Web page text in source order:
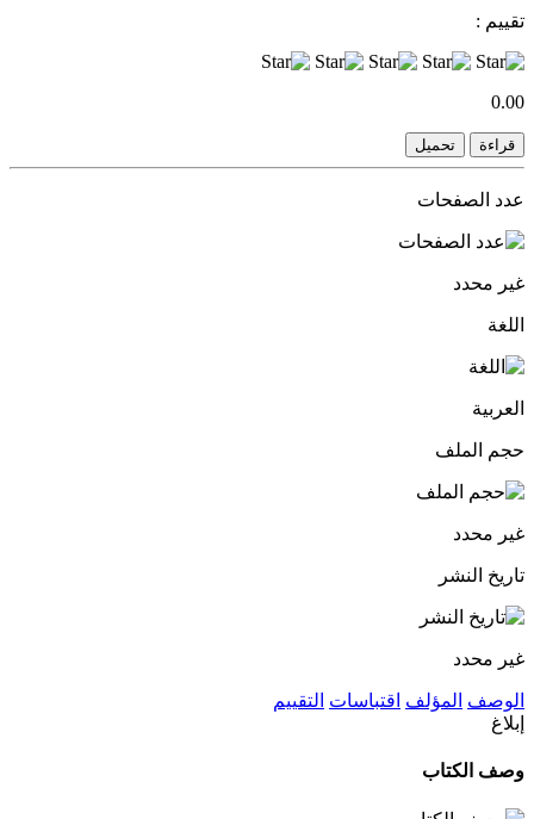
تقييم :
0.00
قراءة تحميل
عدد الصفحات
غير محدد
اللغة
العربية
حجم الملف
غير محدد
تاريخ النشر
غير محدد
الوصف المؤلف اقتباسات التقييم
إبلاغ
وصف الكتاب